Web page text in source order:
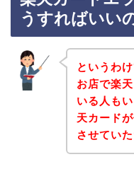
うすればいい
というわ
お店で楽
いる人も
天カード
させてい